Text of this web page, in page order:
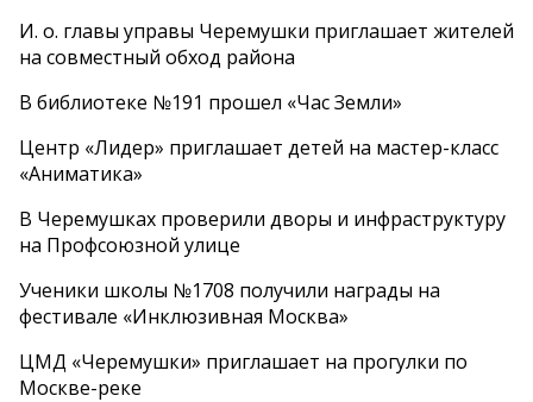
И. о. главы управы Черемушки приглашает жителей
на совместный обход района
В библиотеке №191 прошел «Час Земли»
Центр «Лидер» приглашает детей на мастер-класс
«Аниматика»
В Черемушках проверили дворы и инфраструктуру
на Профсоюзной улице
Ученики школы №1708 получили награды на
фестивале «Инклюзивная Москва»
ЦМД «Черемушки» приглашает на прогулки по
Москве-реке